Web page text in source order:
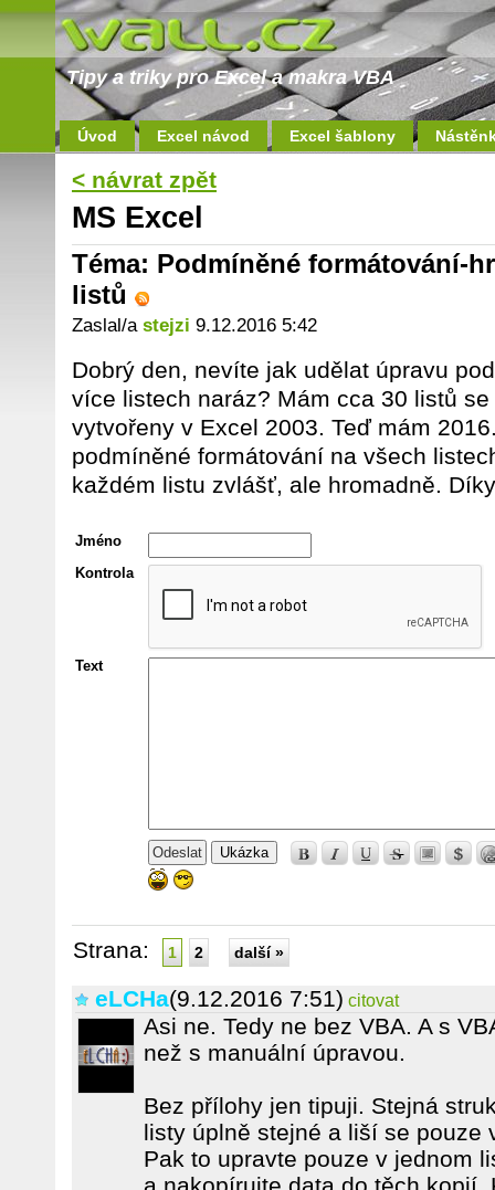
Tipy a triky pro Excel a makra VBA
Úvod Excel návod Excel šablony
< návrat zpět
MS Excel
Téma: Podmíněné formátování-
listů
Zaslal/a stejzi 9.12.2016 5:42
Dobrý den, nevíte jak udělat úpravu
více listech naráz? Mám cca 30 listů
vytvořeny v Excel 2003. Teď mám
podmíněné formátování na všech
každém listu zvlášť, ale hromadně. Díky
Jméno
Kontrola
Text
Ukázka
Strana: 1 2 další »
eLCHa(9.12.2016 7:51) citovat
Asi ne. Tedy ne bez VBA. A s
než s manuální úpravou.
Bez přílohy jen tipuji. Stejná
listy úplně stejné a liší se pouze
Pak to upravte pouze v jednom